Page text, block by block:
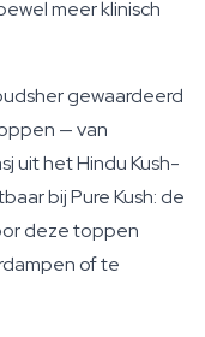
meer klinisch
gewaardeerd
— van
uit het Hindu Kush-
bij Pure Kush: de
deze toppen
of te